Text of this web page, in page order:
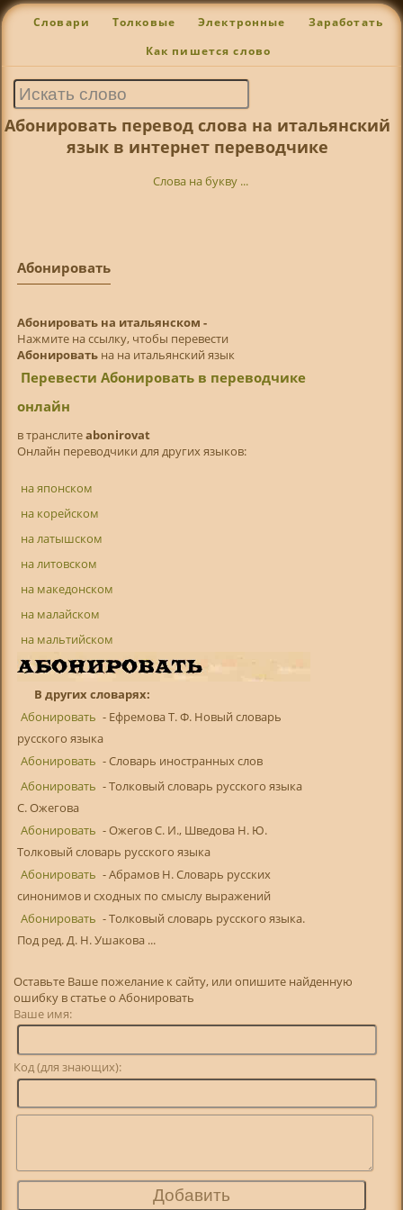
Словари Толковые Электронные Заработать
Как пишется слово
Абонировать перевод слова на итальянский
язык в интернет переводчике
Слова на букву ...
Абонировать
Абонировать на итальянском -
Нажмите на ссылку, чтобы перевести
Абонироватьна на итальянский язык
Перевести Абонировать в переводчике
онлайн
в транслитeabonirovat
Онлайн переводчики для других языков:
на японском
на корейском
на латышском
на литовском
на македонском
на малайском
на мальтийском
В других словарях:
Абонировать - Ефремова Т. Ф. Новый словарь
русского языка
Абонировать - Словарь иностранных слов
Абонировать - Толковый словарь русского языка
С. Ожегова
Абонировать - Ожегов С. И., Шведова Н. Ю.
Толковый словарь русского языка
Абонировать - Абрамов Н. Словарь русских
синонимов и сходных по смыслу выражений
Абонировать - Толковый словарь русского языка.
Под ред. Д. Н. Ушакова ...
Оставьте Ваше пожелание к сайту, или опишите найденную
ошибку в статье о Абонировать
Ваше имя:
Код (для знающих):